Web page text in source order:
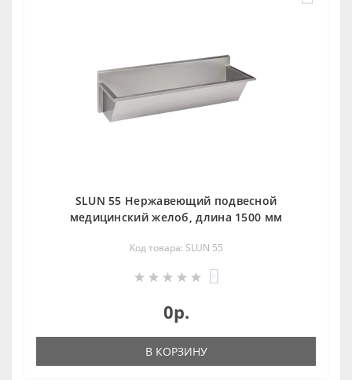
SLUN 55 Нержавеющий подвесной
медицинский желоб, длина 1500 мм
Код товара: SLUN 55
0р.
В КОРЗИНУ